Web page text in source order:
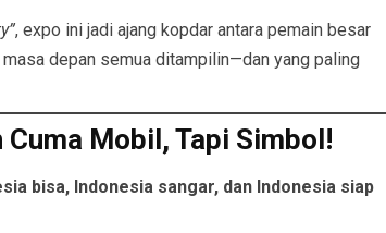
, expo ini jadi ajang kopdar antara pemain besar
depan semua ditampilin—dan yang paling
Mobil, Tapi Simbol!
bisa, Indonesia sangar, dan Indonesia siap